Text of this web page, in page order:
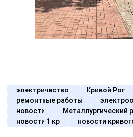
электричество Кривой Рог
ремонтные работы
новости
Металлургический
новости 1 кр
новости